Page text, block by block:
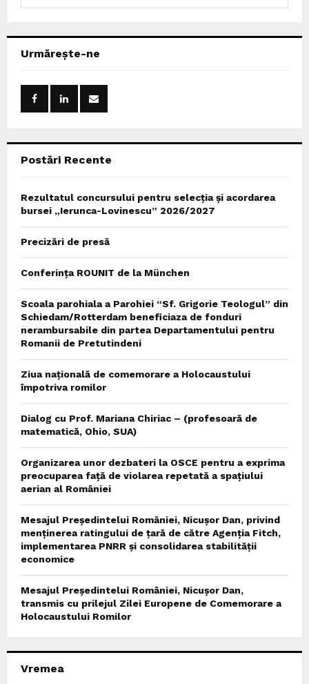
h
Urmărește-ne
Postări Recente
Rezultatul concursului pentru selecția și acordarea
bursei „Ierunca-Lovinescu” 2026/2027
Precizări de presă
Conferința ROUNIT de la München
Scoala parohiala a Parohiei “Sf. Grigorie Teologul” din
Schiedam/Rotterdam beneficiaza de fonduri
nerambursabile din partea Departamentului pentru
Romanii de Pretutindeni
Ziua națională de comemorare a Holocaustului
împotriva romilor
Dialog cu Prof. Mariana Chiriac – (profesoară de
matematică, Ohio, SUA)
Organizarea unor dezbateri la OSCE pentru a exprima
preocuparea față de violarea repetată a spațiului
aerian al României
Mesajul Președintelui României, Nicușor Dan, privind
menținerea ratingului de țară de către Agenția Fitch,
implementarea PNRR și consolidarea stabilității
economice
Mesajul Președintelui României, Nicușor Dan,
transmis cu prilejul Zilei Europene de Comemorare a
Holocaustului Romilor
Vremea